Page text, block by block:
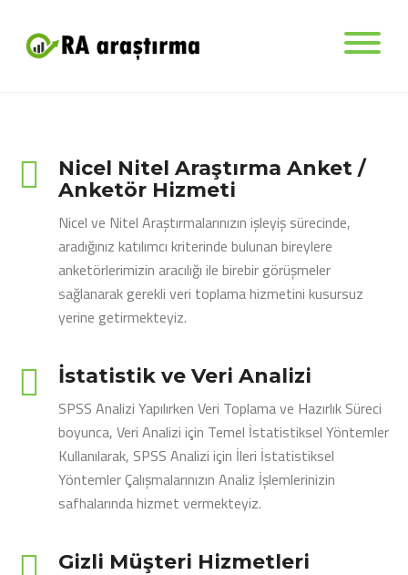
Nicel Nitel Araştırma Anket /
Anketör Hizmeti
Nicel ve Nitel Araştırmalarınızın işleyiş sürecinde,
aradığınız katılımcı kriterinde bulunan bireylere
anketörlerimizin aracılığı ile birebir görüşmeler
sağlanarak gerekli veri toplama hizmetini kusursuz
yerine getirmekteyiz.
İstatistik ve Veri Analizi
SPSS Analizi Yapılırken Veri Toplama ve Hazırlık Süreci
boyunca, Veri Analizi için Temel İstatistiksel Yöntemler
Kullanılarak, SPSS Analizi için İleri İstatistiksel
Yöntemler Çalışmalarınızın Analiz İşlemlerinizin
safhalarında hizmet vermekteyiz.
Gizli Müşteri Hizmetleri